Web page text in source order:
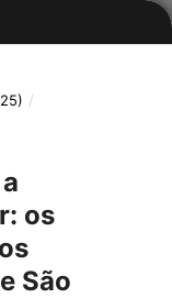
/
os
São